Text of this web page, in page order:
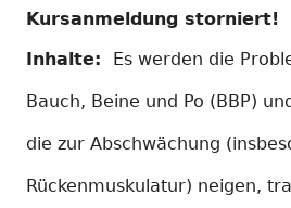
Kursanmeldung storniert!
Inhalte:
Es werden die
Bauch, Beine und Po (BBP)
die zur Abschwächung
Rückenmuskulatur) neigen,